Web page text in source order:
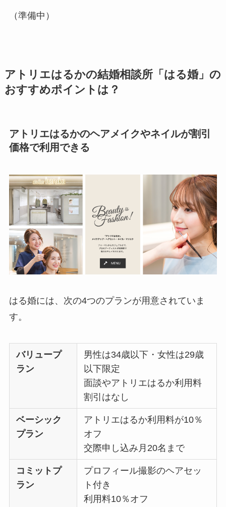
（準備中）
アトリエはるかの結婚相談所「はる婚」の
おすすめポイントは？
アトリエはるかのヘアメイクやネイルが割引
価格で利用できる
はる婚には、次の4つのプランが用意されていま
す。
バリュープ
ラン
男性は34歳以下・女性は29歳
以下限定
面談やアトリエはるか利用料
割引はなし
ベーシック
プラン
アトリエはるか利用料が10％
オフ
交際申し込み月20名まで
コミットプ
ラン
プロフィール撮影のヘアセッ
ト付き
利用料10％オフ